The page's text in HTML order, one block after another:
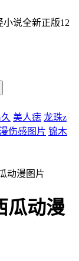
美人痣 龙珠z
伤感图片 锦木
动漫图片
瓜动漫